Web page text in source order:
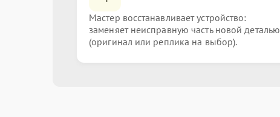
Мастер восстанавливает устройство:
заменяет неисправную часть новой деталью
(оригинал или реплика на выбор).